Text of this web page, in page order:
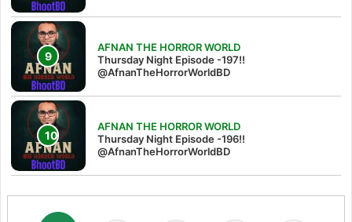
AFNAN THE HORROR WORLD
Thursday Night Episode -197!!‪
@AfnanTheHorrorWorldBD‬
AFNAN THE HORROR WORLD
Thursday Night Episode -196!!
@AfnanTheHorrorWorldBD